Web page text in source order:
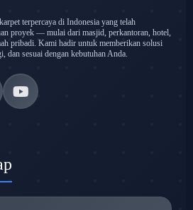
terpercaya di Indonesia yang telah
proyek — mulai dari masjid, perkantoran, hotel,
pribadi. Kami hadir untuk memberikan solusi
dan sesuai dengan kebutuhan Anda.